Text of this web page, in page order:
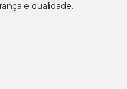
e qualidade.